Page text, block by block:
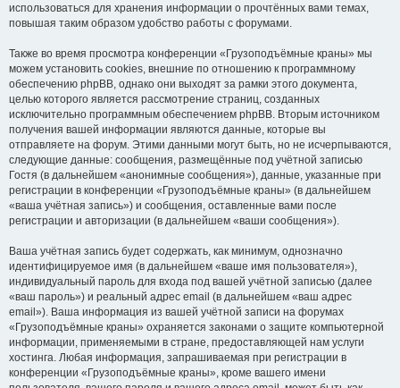
использоваться для хранения информации о прочтённых вами темах,
повышая таким образом удобство работы с форумами.
Также во время просмотра конференции «Грузоподъёмные краны» мы
можем установить cookies, внешние по отношению к программному
обеспечению phpBB, однако они выходят за рамки этого документа,
целью которого является рассмотрение страниц, созданных
исключительно программным обеспечением phpBB. Вторым источником
получения вашей информации являются данные, которые вы
отправляете на форум. Этими данными могут быть, но не исчерпываются,
следующие данные: сообщения, размещённые под учётной записью
Гостя (в дальнейшем «анонимные сообщения»), данные, указанные при
регистрации в конференции «Грузоподъёмные краны» (в дальнейшем
«ваша учётная запись») и сообщения, оставленные вами после
регистрации и авторизации (в дальнейшем «ваши сообщения»).
Ваша учётная запись будет содержать, как минимум, однозначно
идентифицируемое имя (в дальнейшем «ваше имя пользователя»),
индивидуальный пароль для входа под вашей учётной записью (далее
«ваш пароль») и реальный адрес email (в дальнейшем «ваш адрес
email»). Ваша информация из вашей учётной записи на форумах
«Грузоподъёмные краны» охраняется законами о защите компьютерной
информации, применяемыми в стране, предоставляющей нам услуги
хостинга. Любая информация, запрашиваемая при регистрации в
конференции «Грузоподъёмные краны», кроме вашего имени